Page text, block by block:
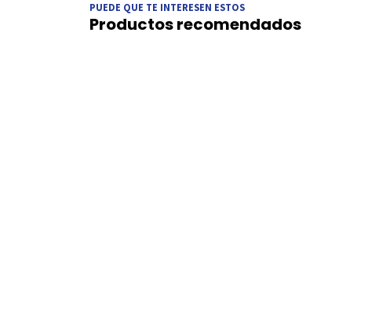
PUEDE QUE TE INTERESEN ESTOS
Productos recomendados